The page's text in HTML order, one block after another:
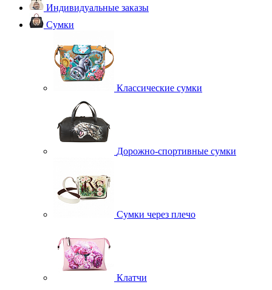
Индивидуальные заказы
Сумки
Классические сумки
Дорожно-спортивные сумки
Сумки через плечо
Клатчи